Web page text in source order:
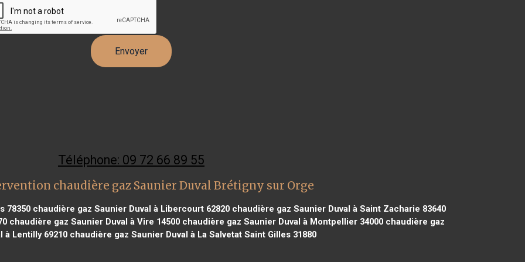
Téléphone: 09 72 66 89 55
chaudière gaz Saunier Duval Brétigny sur Orge
78350chaudière gaz Saunier Duval à Libercourt 62820chaudière gaz Saunier Duval à Saint Zacharie 83640
chaudière gaz Saunier Duval à Vire 14500 chaudière gaz Saunier Duval à Montpellier 34000 chaudière gaz
à Lentilly 69210 chaudière gaz Saunier Duval à La Salvetat Saint Gilles 31880